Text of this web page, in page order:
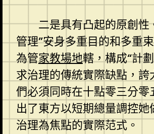
二是具有凸起的原創
管理”安身多重目的和多重
為管家教場地轄，構成“計
求治理的傳統實際缺點，
們必須同時在十點零三分
出了東方以短期總量調控
治理為焦點的實際范式。